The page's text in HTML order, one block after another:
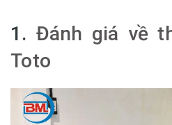
1. Đánh giá về
Toto